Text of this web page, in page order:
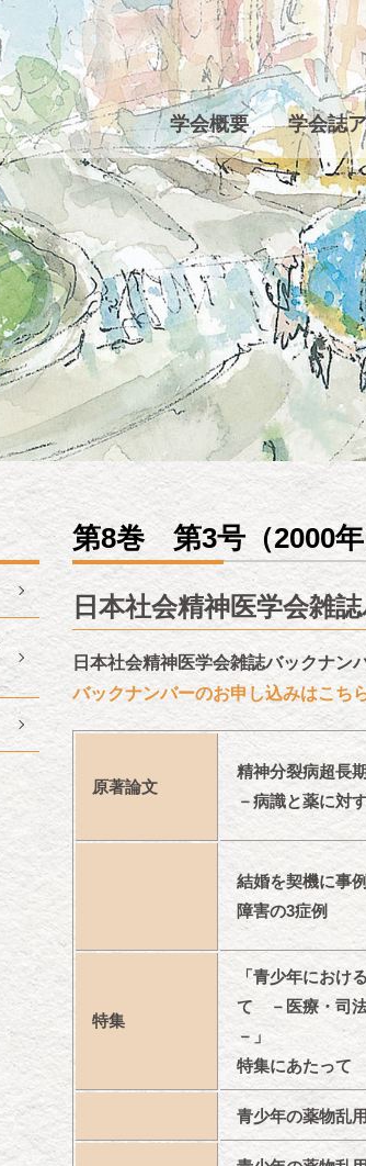
学会概要 学会誌
第8巻 第3号（2000
日本社会精神医学会雑
日本社会精神医学会雑誌バックナン
バックナンバーのお申し込みはこち
原著論文
精神分裂病超長
－病識と薬に対
結婚を契機に事
障害の3症例
特集
「青少年におけ
て －医療・司
－」
特集にあたって
青少年の薬物乱